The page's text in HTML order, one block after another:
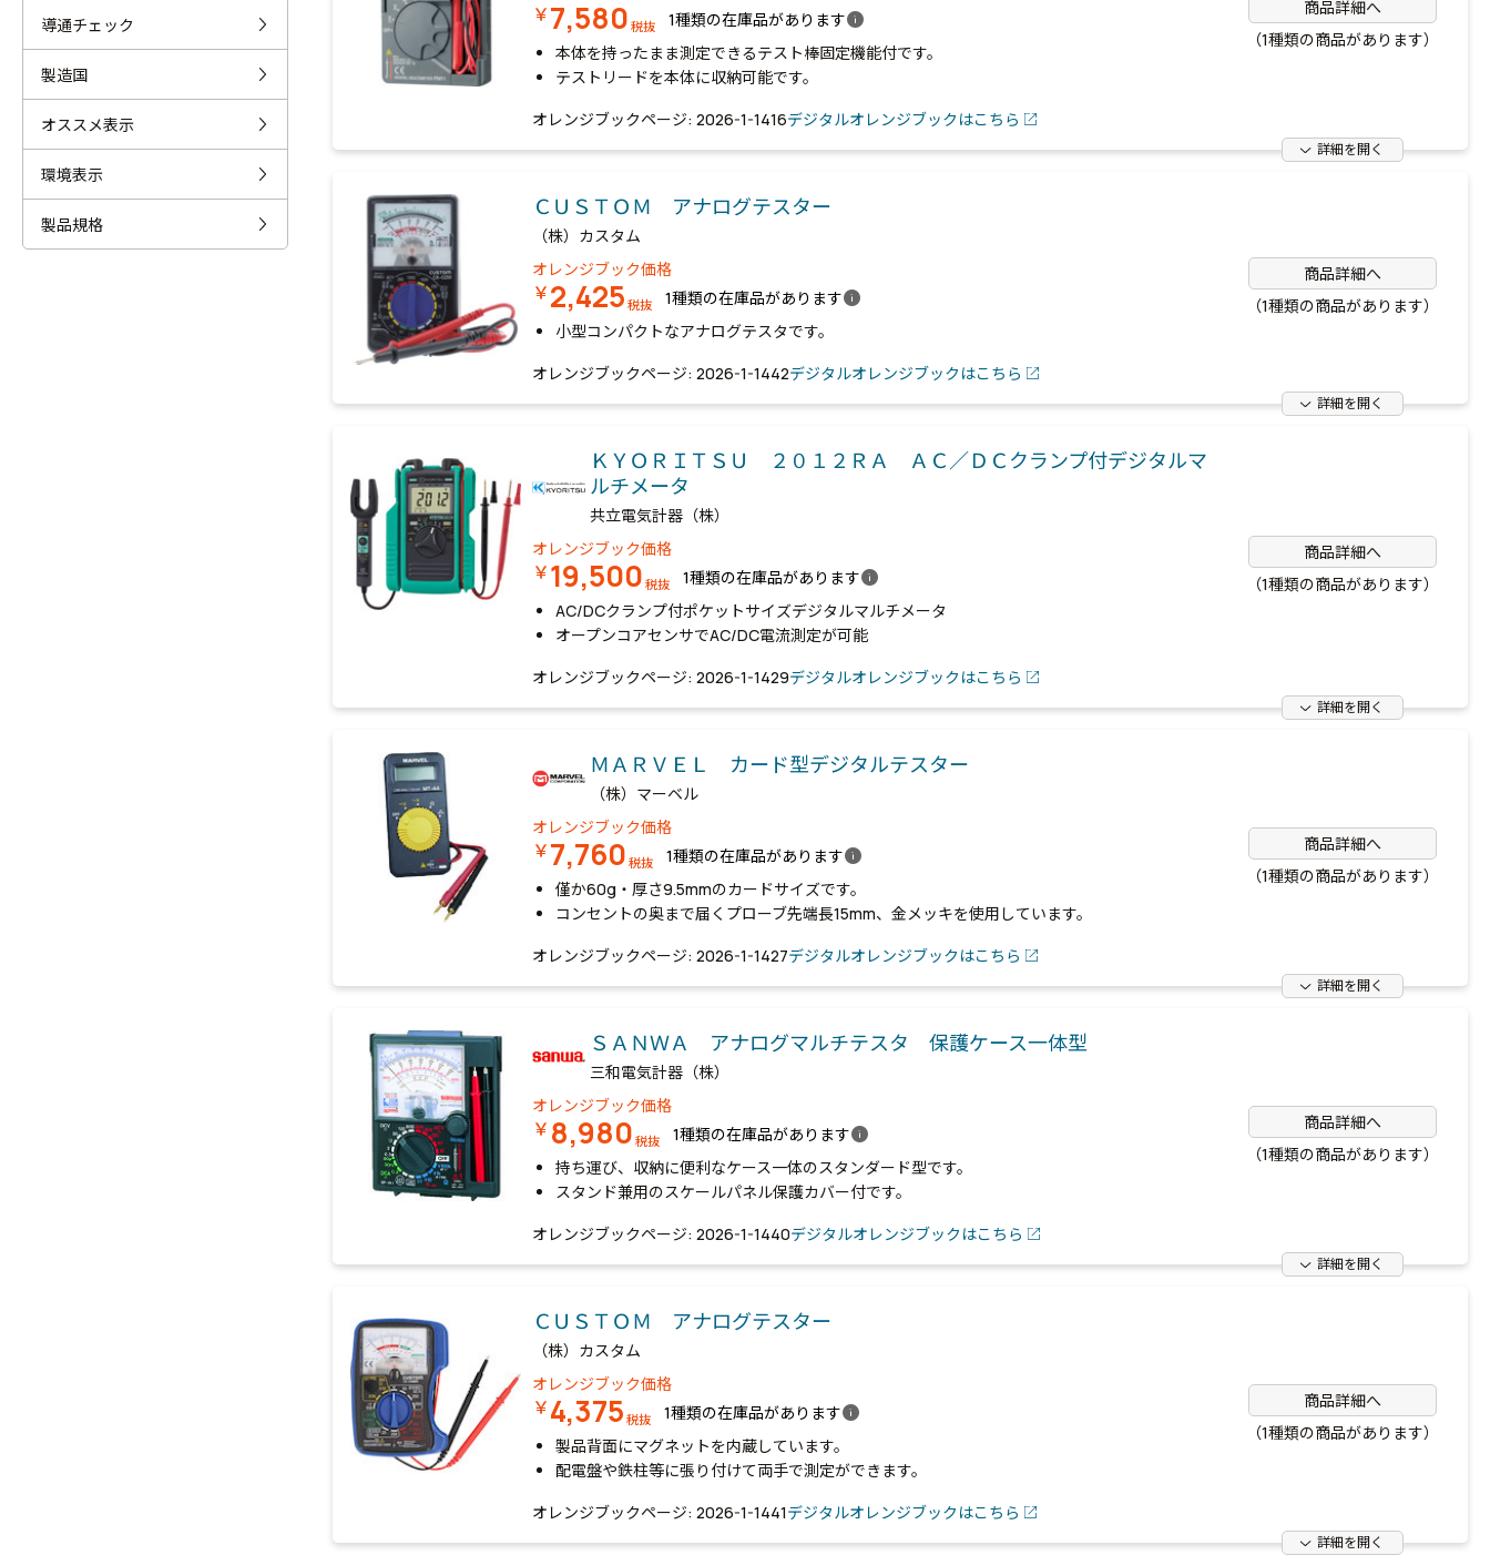
￥7,580 税抜 1種類の在庫品がありますinfo
商品詳細へ
（1種類の商品があります）
本体を持ったまま測定できるテスト棒固定機能付です。
テストリードを本体に収納可能です。
オレンジブックページ: 2026-1-1416デジタルオレンジブックはこちら
詳細を開く
ＣＵＳＴＯＭ アナログテスター
（株）カスタム
オレンジブック価格
￥2,425 税抜 1種類の在庫品がありますinfo
商品詳細へ
（1種類の商品があります）
小型コンパクトなアナログテスタです。
オレンジブックページ: 2026-1-1442デジタルオレンジブックはこちら
詳細を開く
ＫＹＯＲＩＴＳＵ ２０１２ＲＡ ＡＣ／ＤＣクランプ付デジタルマ
ルチメータ
共立電気計器（株）
オレンジブック価格
￥19,500 税抜 1種類の在庫品がありますinfo
商品詳細へ
（1種類の商品があります）
AC/DCクランプ付ポケットサイズデジタルマルチメータ
オープンコアセンサでAC/DC電流測定が可能
オレンジブックページ: 2026-1-1429デジタルオレンジブックはこちら
詳細を開く
ＭＡＲＶＥＬ カード型デジタルテスター
（株）マーベル
オレンジブック価格
￥7,760 税抜 1種類の在庫品がありますinfo
商品詳細へ
（1種類の商品があります）
僅か60g・厚さ9.5mmのカードサイズです。
コンセントの奥まで届くプローブ先端長15mm、金メッキを使用しています。
オレンジブックページ: 2026-1-1427デジタルオレンジブックはこちら
詳細を開く
ＳＡＮＷＡ アナログマルチテスタ 保護ケース一体型
三和電気計器（株）
オレンジブック価格
￥ 8,980 税抜 1種類の在庫品がありますinfo
商品詳細へ
（1種類の商品があります）
持ち運び、収納に便利なケース一体のスタンダード型です。
スタンド兼用のスケールパネル保護カバー付です。
オレンジブックページ: 2026-1-1440デジタルオレンジブックはこちら
詳細を開く
ＣＵＳＴＯＭ アナログテスター
（株）カスタム
オレンジブック価格
￥4,375 税抜 1種類の在庫品がありますinfo
商品詳細へ
（1種類の商品があります）
製品背面にマグネットを内蔵しています。
配電盤や鉄柱等に張り付けて両手で測定ができます。
オレンジブックページ: 2026-1-1441デジタルオレンジブックはこちら
詳細を開く
導通チェック
製造国
オススメ表示
環境表示
製品規格